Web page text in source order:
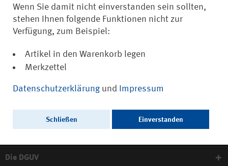
Die DGUV
Wenn Sie damit nicht einverstanden sein sollten,
stehen Ihnen folgende Funktionen nicht zur
Verfügung, zum Beispiel:
Artikel in den Warenkorb legen
Merkzettel
Datenschutzerklärung und Impressum
Schließen Einverstanden